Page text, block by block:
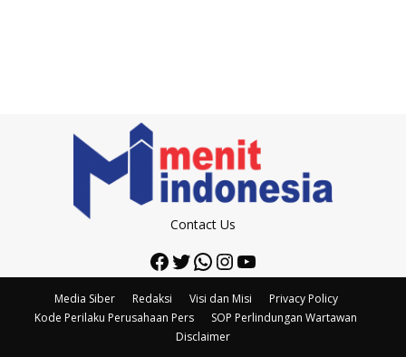
Contact Us
Facebook
Twitter
WhatsApp
Instagram
YouTube
Media Siber Redaksi Visi dan Misi
Privacy Policy
Kode Perilaku Perusahaan Pers
SOP Perlindungan Wartawan
Disclaimer